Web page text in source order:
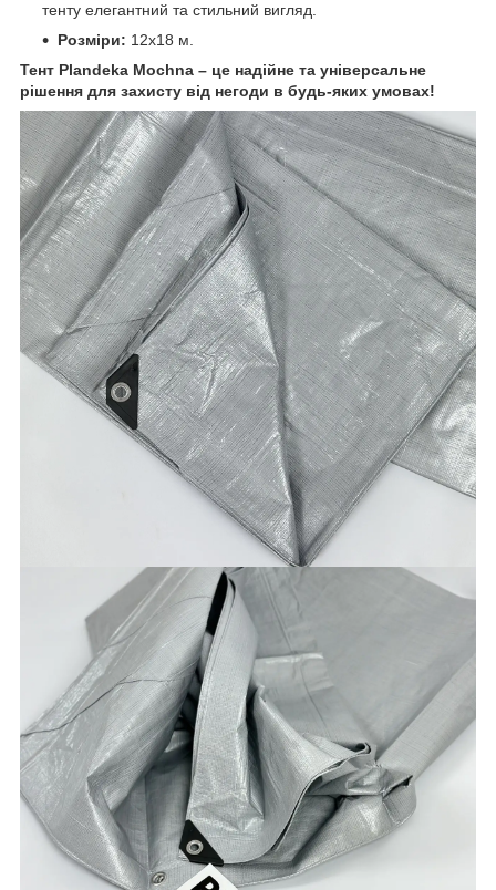
тенту елегантний та стильний вигляд.
Розміри: 12х18 м.
Тент Plandeka Mochnа – це надійне та універсальне
рішення для захисту від негоди в будь-яких умовах!